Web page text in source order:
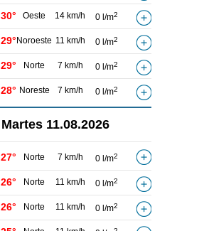
30° Oeste 14 km/h 0 l/m2
29° Noroeste 11 km/h 0 l/m2
29° Norte 7 km/h 0 l/m2
28° Noreste 7 km/h 0 l/m2
Martes 11.08.2026
27° Norte 7 km/h 0 l/m2
26° Norte 11 km/h 0 l/m2
26° Norte 11 km/h 0 l/m2